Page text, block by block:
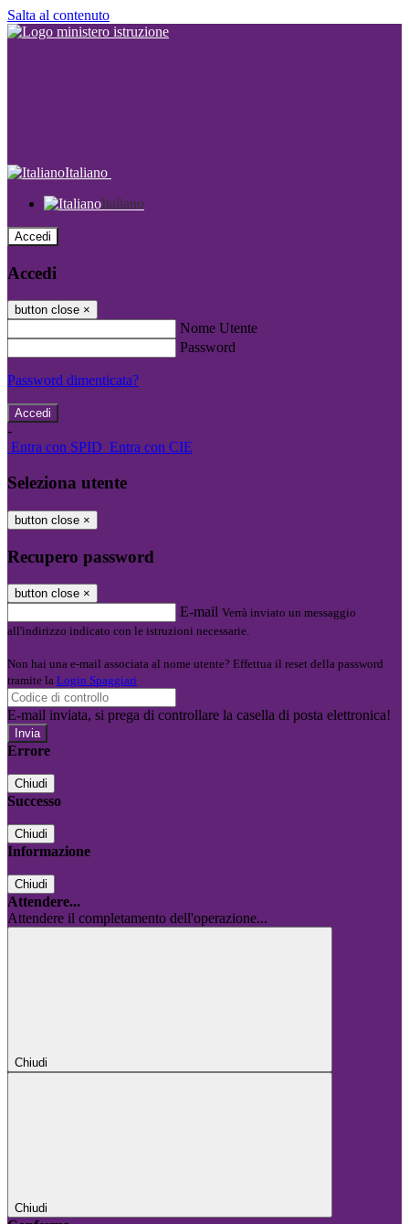
Salta al contenuto
Italiano
Italiano
Accedi
Accedi
button close ×
Nome Utente
Password
Password dimenticata?
-
Entra con SPID Entra con CIE
Seleziona utente
button close ×
Recupero password
button close ×
E-mail Verrà inviato un messaggio
all'indirizzo indicato con le istruzioni necessarie.
Non hai una e-mail associata al nome utente? Effettua il reset della password
tramite la Login Spaggiari
E-mail inviata, si prega di controllare la casella di posta elettronica!
Errore
Chiudi
Successo
Chiudi
Informazione
Chiudi
Attendere...
Attendere il completamento dell'operazione...
Chiudi
Chiudi